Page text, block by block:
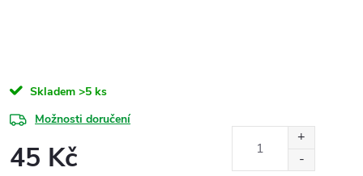
Skladem >5 ks
Možnosti doručení
45 Kč